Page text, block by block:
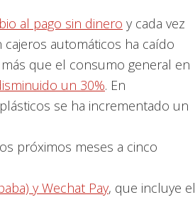
al pago sin dinero y cada vez
automáticos ha caído
que el consumo general en
un 30%. En
se ha incrementado un
próximos meses a cinco
y Wechat Pay, que incluye el